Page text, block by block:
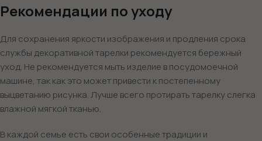
Рекомендации по уходу
Для сохранения яркости изображения и продления срока
службы декоративной тарелки рекомендуется бережный
уход. Не рекомендуется мыть изделие в посудомоечной
машине, так как это может привести к постепенному
выцветанию рисунка. Лучше всего протирать тарелку слегка
влажной мягкой тканью.
В каждой семье есть свои особенные традиции и